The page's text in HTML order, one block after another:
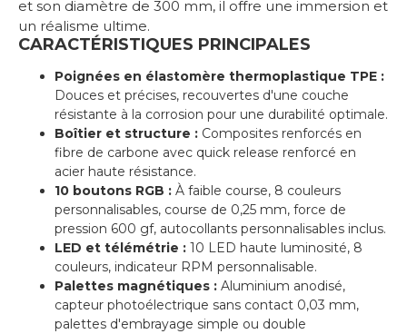
et son diamètre de 300 mm, il offre une immersion et
un réalisme ultime.
CARACTÉRISTIQUES PRINCIPALES
Poignées en élastomère thermoplastique TPE :
Douces et précises, recouvertes d'une couche
résistante à la corrosion pour une durabilité optimale.
Boîtier et structure : Composites renforcés en
fibre de carbone avec quick release renforcé en
acier haute résistance.
10 boutons RGB : À faible course, 8 couleurs
personnalisables, course de 0,25 mm, force de
pression 600 gf, autocollants personnalisables inclus.
LED et télémétrie : 10 LED haute luminosité, 8
couleurs, indicateur RPM personnalisable.
Palettes magnétiques : Aluminium anodisé,
capteur photoélectrique sans contact 0,03 mm,
palettes d'embrayage simple ou double